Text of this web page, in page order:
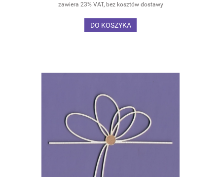
zawiera 23% VAT, bez kosztów dostawy
DO KOSZYKA